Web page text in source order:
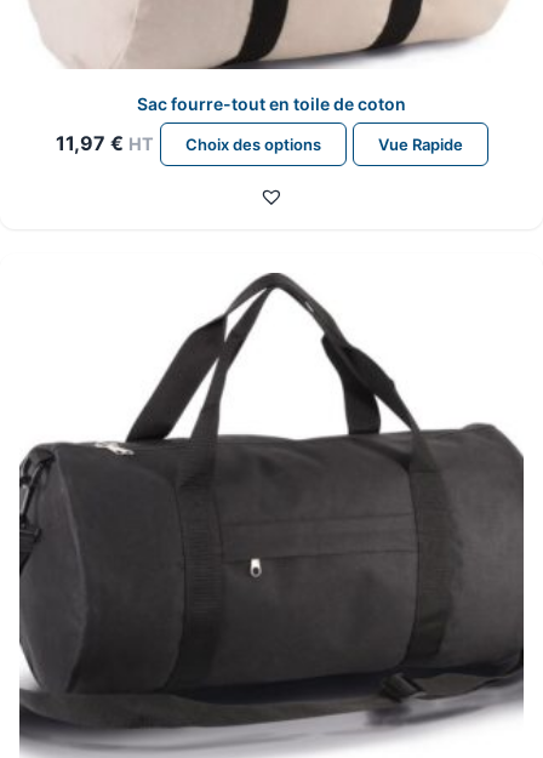
Sac fourre-tout en toile de coton
11,97 € HT Choix des options
Ce
produit
peuvent
être
choisies
sur
Vue Rapide